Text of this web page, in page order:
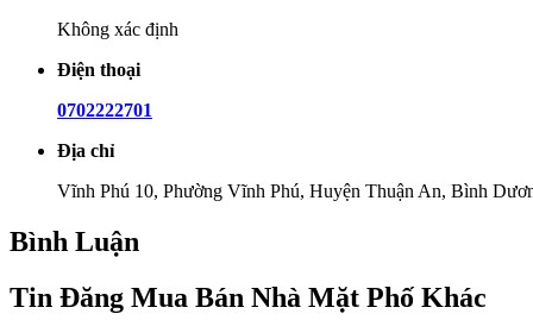
Không xác định
Điện thoại
0702222701
Địa chỉ
Vĩnh Phú 10, Phường Vĩnh Phú, Huyện Thuận An, Bình
Bình Luận
Tin Đăng Mua Bán Nhà Mặt Phố Khác